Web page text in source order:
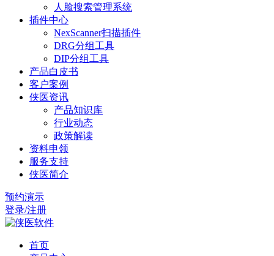
人脸搜索管理系统
插件中心
NexScanner扫描插件
DRG分组工具
DIP分组工具
产品白皮书
客户案例
侠医资讯
产品知识库
行业动态
政策解读
资料申领
服务支持
侠医简介
预约演示
登录/注册
首页